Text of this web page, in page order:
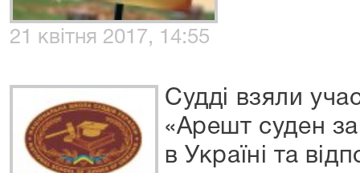
21 квітня 2017, 14:55
Судді взяли
«Арешт суден
в Україні та